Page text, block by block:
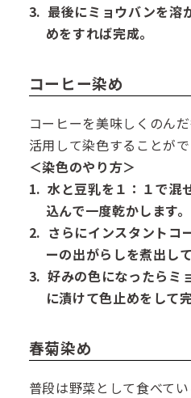
最後にミョウバンを溶
めをすれば完成。
コーヒー染め
コーヒーを美味しくのん
活用して染色することがで
＜染色のやり方＞
水と豆乳を１：１で混
込んで一度乾かします。
さらにインスタントコ
ーの出がらしを煮出し
好みの色になったらミ
に漬けて色止めをして完
春菊染め
普段は野菜として食べて